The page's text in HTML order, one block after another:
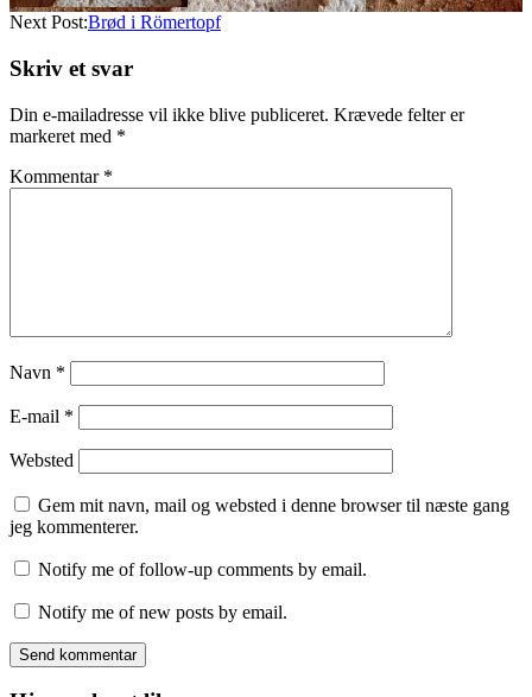
Next Post:Brød i Römertopf
Skriv et svar
Din e-mailadresse vil ikke blive publiceret. Krævede felter er
markeret med *
Kommentar *
Navn *
E-mail *
Websted
Gem mit navn, mail og websted i denne browser til næste gang
jeg kommenterer.
Notify me of follow-up comments by email.
Notify me of new posts by email.